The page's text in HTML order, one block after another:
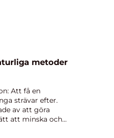
metoder
Att få en
strävar efter.
av att göra
att minska och